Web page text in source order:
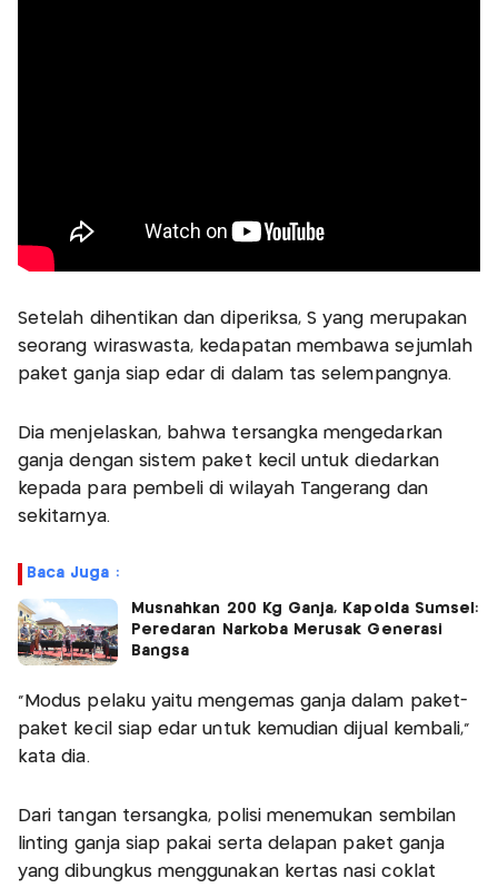
Setelah dihentikan dan diperiksa, S yang merupakan
seorang wiraswasta, kedapatan membawa sejumlah
paket ganja siap edar di dalam tas selempangnya.
Dia menjelaskan, bahwa tersangka mengedarkan
ganja dengan sistem paket kecil untuk diedarkan
kepada para pembeli di wilayah Tangerang dan
sekitarnya.
Baca Juga :
Musnahkan 200 Kg Ganja, Kapolda Sumsel:
Peredaran Narkoba Merusak Generasi
Bangsa
“Modus pelaku yaitu mengemas ganja dalam paket-
paket kecil siap edar untuk kemudian dijual kembali,”
kata dia.
Dari tangan tersangka, polisi menemukan sembilan
linting ganja siap pakai serta delapan paket ganja
yang dibungkus menggunakan kertas nasi coklat